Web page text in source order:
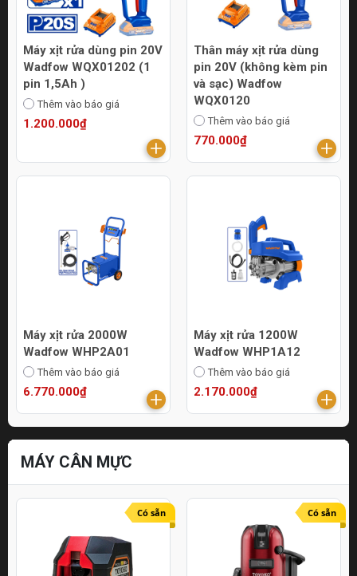
Máy xịt rửa dùng pin 20V
Wadfow WQX01202 (1
pin 1,5Ah )
Thêm vào báo giá
1.200.000₫
Thân máy xịt rửa dùng
pin 20V (không kèm pin
và sạc) Wadfow
WQX0120
Thêm vào báo giá
770.000₫
Máy xịt rửa 2000W
Wadfow WHP2A01
Thêm vào báo giá
6.770.000₫
Máy xịt rửa 1200W
Wadfow WHP1A12
Thêm vào báo giá
2.170.000₫
MÁY CÂN MỰC
Có sẵn Có sẵn